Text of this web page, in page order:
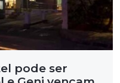
pode ser